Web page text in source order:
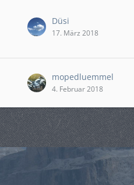
Düsi
17. März 2018
mopedluemmel
4. Februar 2018